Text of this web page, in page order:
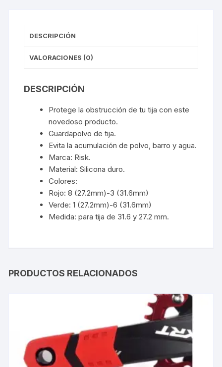
DESCRIPCIÓN
VALORACIONES (0)
DESCRIPCIÓN
Protege la obstrucción de tu tija con este
novedoso producto.
Guardapolvo de tija.
Evita la acumulación de polvo, barro y agua.
Marca: Risk.
Material: Silicona duro.
Colores:
Rojo: 8 (27.2mm)-3 (31.6mm)
Verde: 1 (27.2mm)-6 (31.6mm)
Medida: para tija de 31.6 y 27.2 mm.
PRODUCTOS RELACIONADOS